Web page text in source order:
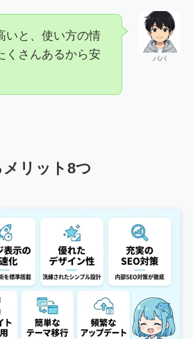
パパ
いと、使い方の情
くさんあるから安
リット8つ